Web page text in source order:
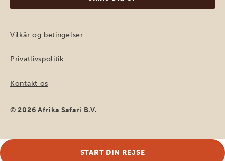
Vilkår og betingelser
Privatlivspolitik
Kontakt os
© 2026 Afrika Safari B.V.
START DIN REJSE